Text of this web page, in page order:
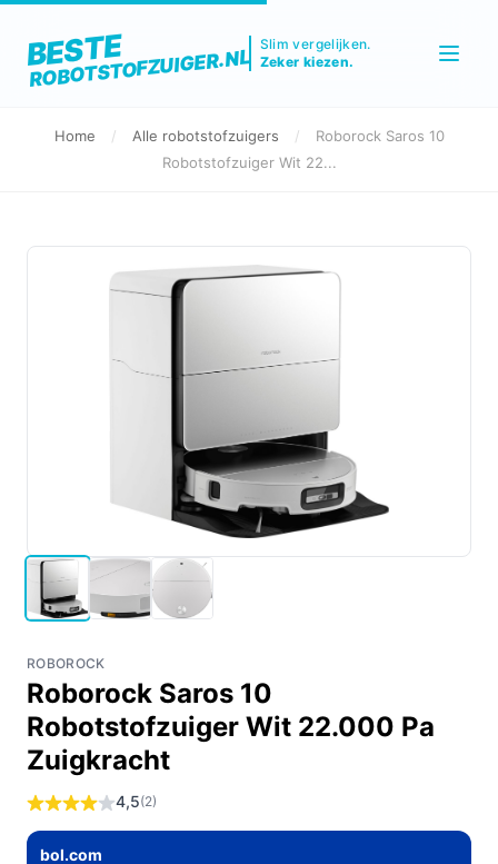
BESTE
ROBOTSTOFZUIGER.NL
Slim vergelijken.
Zeker kiezen.
Home / Alle robotstofzuigers /
Roborock Saros 10
Robotstofzuiger Wit 22...
ROBOROCK
Roborock Saros 10
Robotstofzuiger Wit 22.000 Pa
Zuigkracht
4,5(2)
bol.com